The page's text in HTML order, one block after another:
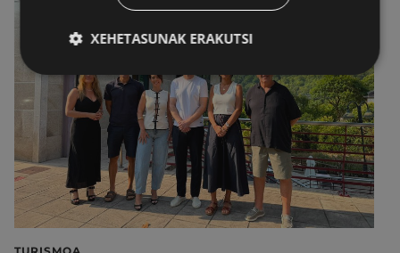
XEHETASUNAK ERAKUTSI